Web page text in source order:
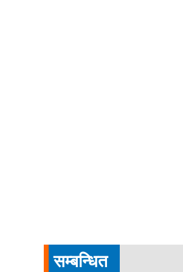
सम्बन्धित